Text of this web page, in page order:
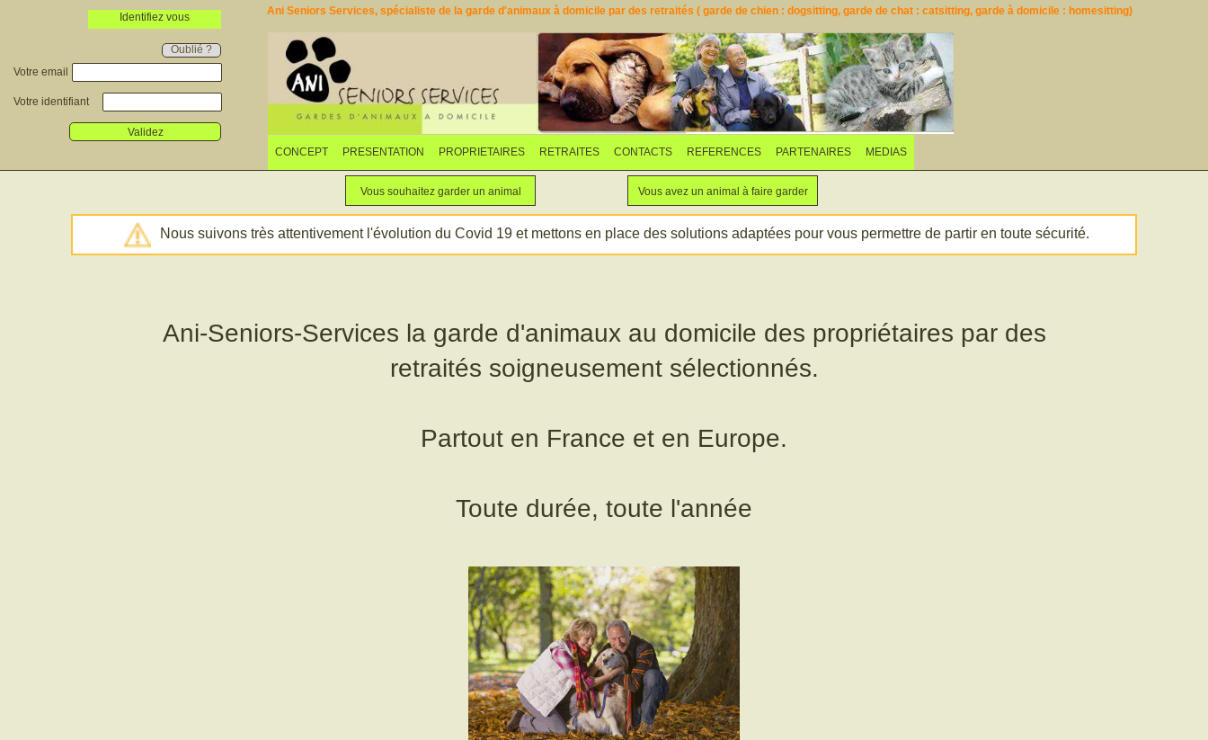
Identifiez vous
Oublié ?
Votre email
Votre identifiant
Validez
Ani Seniors Services, spécialiste de la garde d'animaux à domicile par des retraités ( garde de chien : dogsitting, garde de chat : catsitting, garde à domicile : homesitting)
CONCEPT PRESENTATION PROPRIETAIRES
Faites garder votre animal
RETRAITES
Vous souhaitez garder un animal
CONTACTS REFERENCES PARTENAIRES MEDIAS
Vous souhaitez garder un animal Vous avez un animal à faire garder
Nous suivons très attentivement l'évolution du Covid 19 et mettons en place des solutions adaptées pour vous permettre de partir en toute sécurité.
Ani-Seniors-Services la garde d'animaux au domicile des propriétaires par des
retraités soigneusement sélectionnés.
Partout en France et en Europe.
Toute durée, toute l'année